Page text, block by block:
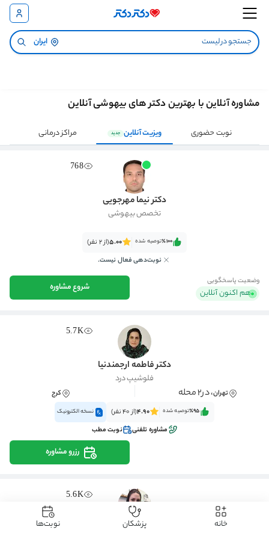
ایران
مشاوره آنلاین با بهترین دکتر های بیهوشی آنلاین
نوبت حضوری ویزیت آنلاین جدید مراکز درمانی
768
دکتر نیما مهرجویی
تخصص بیهوشی
٪100‌‌‌توصیه شده 5.00(از 2 نفر)
نوبت‌دهی فعال نیست.
وضعیت پاسخگویی
هم اکنون آنلاین شروع مشاوره
5.7K
دکتر فاطمه ارجمندنیا
فلوشیپ درد
تهران، در2 محله کرج
٪95‌‌‌توصیه شده 4.90(از 40 نفر) نسخه الکترونیک
مشاوره تلفنی نوبت مطب
رزرو مشاوره
5.6K
دکتر مریم شریعتمداری خانه پزشکان نوبت‌ها